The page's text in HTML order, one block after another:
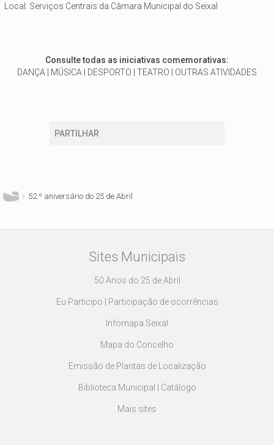
Local: Serviços Centrais da Câmara Municipal do Seixal
Consulte todas as iniciativas comemorativas:
DANÇA | MÚSICA | DESPORTO | TEATRO | OUTRAS ATIVIDADES
PARTILHAR
52.º aniversário do 25 de Abril
Sites Municipais
50 Anos do 25 de Abril
Eu Participo | Participação de ocorrências
Infomapa Seixal
Mapa do Concelho
Emissão de Plantas de Localização
Biblioteca Municipal | Catálogo
Mais sites